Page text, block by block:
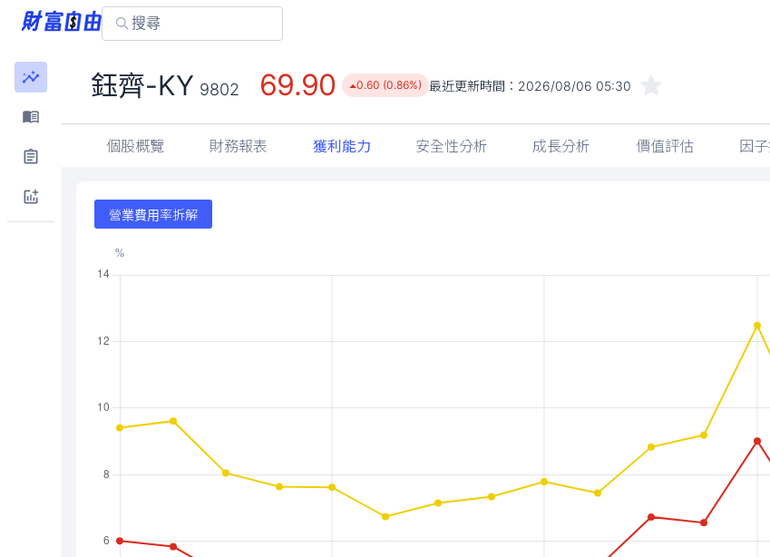
鈺齊-KY 9802 69.90 0.60 (0.86%) 最近更新時間： 2026/08/06 05:30
個股概覽 財務報表 獲利能力 安全性分析 成長分析 價值評估 因
營業費用率拆解